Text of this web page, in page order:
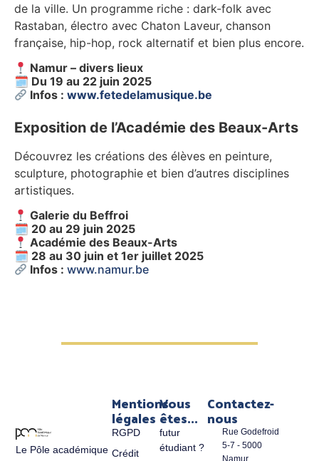
de la ville. Un programme riche : dark-folk avec
Rastaban, électro avec Chaton Laveur, chanson
française, hip-hop, rock alternatif et bien plus encore.
Namur – divers lieux
🗓 Du 19 au 22 juin 2025
Infos : www.fetedelamusique.be
Exposition de l’Académie des Beaux-Arts
Découvrez les créations des élèves en peinture,
sculpture, photographie et bien d’autres disciplines
artistiques.
Galerie du Beffroi
🗓 20 au 29 juin 2025
Académie des Beaux-Arts
🗓 28 au 30 juin et 1er juillet 2025
Infos : www.namur.be
Le Pôle académique
Vous
êtes...
futur
étudiant ?
Mentions
légales
RGPD
Crédit
Contactez-
nous
Rue Godefroid
5-7 - 5000
Namur